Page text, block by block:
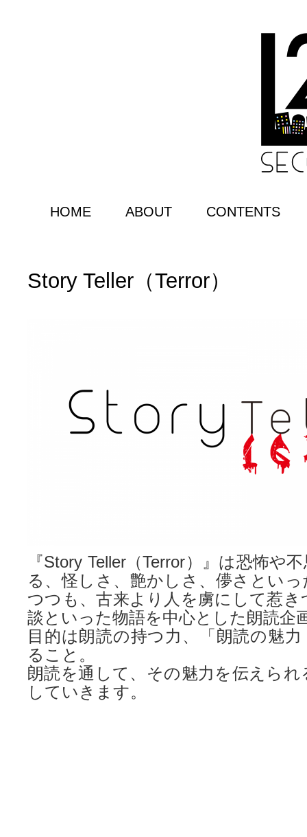
HOME ABOUT CONTENTS
Story Teller（Terror）
『Story Teller（Terror）』は恐怖や
る、怪しさ、艶かしさ、儚さとい
つつも、古来より人を虜にして惹
談といった物語を中心とした朗読企
目的は朗読の持つ力、「朗読の魅
ること。
朗読を通して、その魅力を伝えら
していきます。